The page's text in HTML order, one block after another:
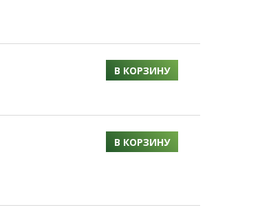
В КОРЗИНУ
В КОРЗИНУ